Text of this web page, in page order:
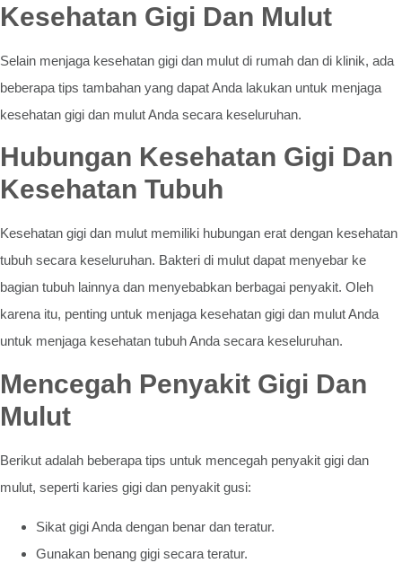
Kesehatan Gigi Dan Mulut
Selain menjaga kesehatan gigi dan mulut di rumah dan di klinik, ada
beberapa tips tambahan yang dapat Anda lakukan untuk menjaga
kesehatan gigi dan mulut Anda secara keseluruhan.
Hubungan Kesehatan Gigi Dan
Kesehatan Tubuh
Kesehatan gigi dan mulut memiliki hubungan erat dengan kesehatan
tubuh secara keseluruhan. Bakteri di mulut dapat menyebar ke
bagian tubuh lainnya dan menyebabkan berbagai penyakit. Oleh
karena itu, penting untuk menjaga kesehatan gigi dan mulut Anda
untuk menjaga kesehatan tubuh Anda secara keseluruhan.
Mencegah Penyakit Gigi Dan
Mulut
Berikut adalah beberapa tips untuk mencegah penyakit gigi dan
mulut, seperti karies gigi dan penyakit gusi:
Sikat gigi Anda dengan benar dan teratur.
Gunakan benang gigi secara teratur.